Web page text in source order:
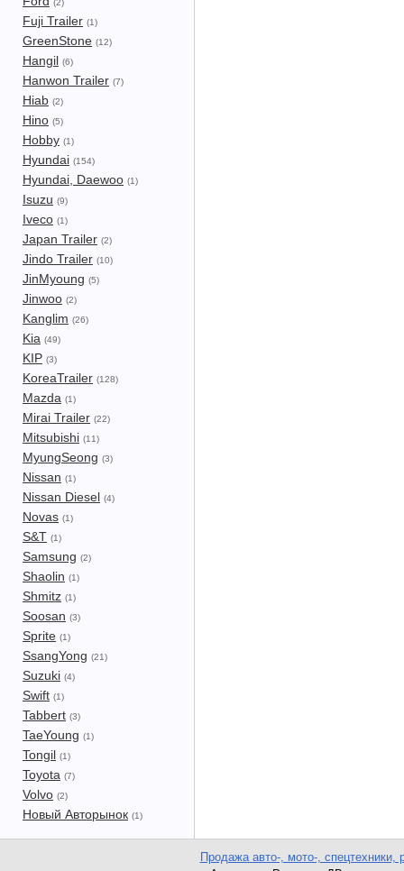
(2)
Fuji Trailer (1)
GreenStone (12)
Hangil (6)
Hanwon Trailer (7)
Hiab (2)
Hino (5)
Hobby (1)
Hyundai (154)
Hyundai, Daewoo (1)
Isuzu (9)
Iveco (1)
Japan Trailer (2)
Jindo Trailer (10)
JinMyoung (5)
Jinwoo (2)
Kanglim (26)
Kia (49)
KIP (3)
KoreaTrailer (128)
Mazda (1)
Mirai Trailer (22)
Mitsubishi (11)
MyungSeong (3)
Nissan (1)
Nissan Diesel (4)
Novas (1)
S&T (1)
Samsung (2)
Shaolin (1)
Shmitz (1)
Soosan (3)
Sprite (1)
SsangYong (21)
Suzuki (4)
Swift (1)
Tabbert (3)
TaeYoung (1)
Tongil (1)
Toyota (7)
Volvo (2)
Новый Авторынок (1)
Продажа авто-, мото-, спецтехники,